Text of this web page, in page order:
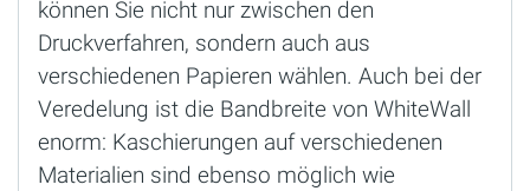
können Sie nicht nur zwischen den
Druckverfahren, sondern auch aus
verschiedenen Papieren wählen. Auch bei der
Veredelung ist die Bandbreite von WhiteWall
enorm: Kaschierungen auf verschiedenen
Materialien sind ebenso möglich wie